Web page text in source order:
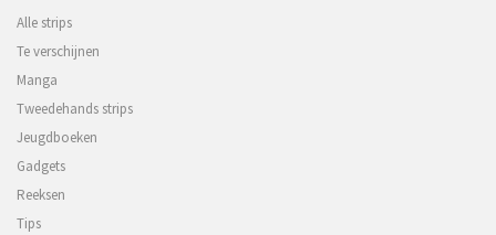
Alle strips
Te verschijnen
Manga
Tweedehands strips
Jeugdboeken
Gadgets
Reeksen
Tips